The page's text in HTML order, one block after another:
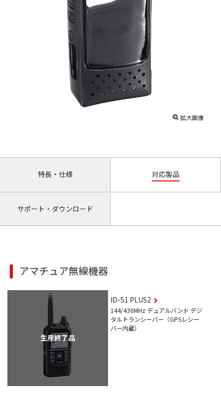
拡大画像
特長・仕様 対応製品
サポート・ダウンロード
アマチュア無線機器
生産終了品
ID-51 PLUS2
144/430MHz デュアルバンド デジ
タルトランシーバー（GPSレシー
バー内蔵）